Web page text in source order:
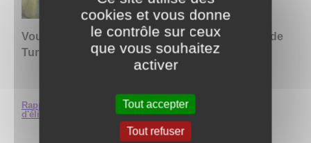
Vous pouvez retirer vos sacs jaunes à la Mairie de
Turny.
Rapport annuel 2021 sur la qualité du service public
d'élimination des déchets.
cookies et vous donne
le contrôle sur ceux
que vous souhaitez
activer
Tout accepter
Tout refuser